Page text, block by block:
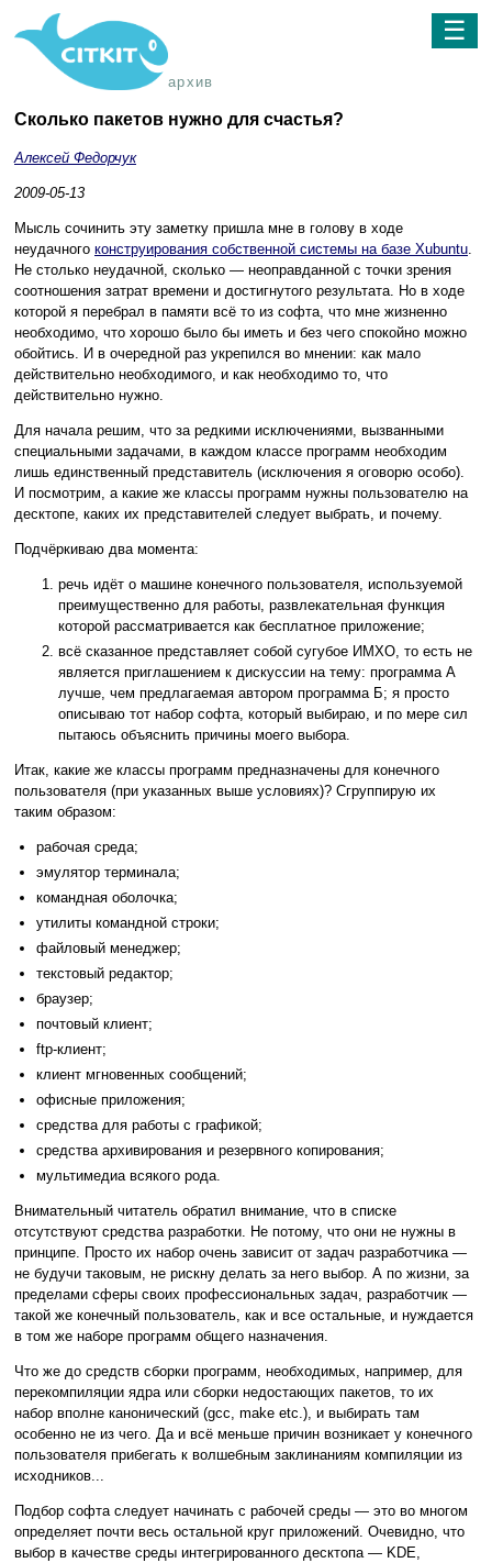
архив
☰
Сколько пакетов нужно для счастья?
Алексей Федорчук
2009-05-13
Мысль сочинить эту заметку пришла мне в голову в ходе
неудачного конструирования собственной системы на базе Xubuntu.
Не столько неудачной, сколько — неоправданной с точки зрения
соотношения затрат времени и достигнутого результата. Но в ходе
которой я перебрал в памяти всё то из софта, что мне жизненно
необходимо, что хорошо было бы иметь и без чего спокойно можно
обойтись. И в очередной раз укрепился во мнении: как мало
действительно необходимого, и как необходимо то, что
действительно нужно.
Для начала решим, что за редкими исключениями, вызванными
специальными задачами, в каждом классе программ необходим
лишь единственный представитель (исключения я оговорю особо).
И посмотрим, а какие же классы программ нужны пользователю на
десктопе, каких их представителей следует выбрать, и почему.
Подчёркиваю два момента:
речь идёт о машине конечного пользователя, используемой
преимущественно для работы, развлекательная функция
которой рассматривается как бесплатное приложение;
всё сказанное представляет собой сугубое ИМХО, то есть не
является приглашением к дискуссии на тему: программа А
лучше, чем предлагаемая автором программа Б; я просто
описываю тот набор софта, который выбираю, и по мере сил
пытаюсь объяснить причины моего выбора.
Итак, какие же классы программ предназначены для конечного
пользователя (при указанных выше условиях)? Сгруппирую их
таким образом:
рабочая среда;
эмулятор терминала;
командная оболочка;
утилиты командной строки;
файловый менеджер;
текстовый редактор;
браузер;
почтовый клиент;
ftp-клиент;
клиент мгновенных сообщений;
офисные приложения;
средства для работы с графикой;
средства архивирования и резервного копирования;
мультимедиа всякого рода.
Внимательный читатель обратил внимание, что в списке
отсутствуют средства разработки. Не потому, что они не нужны в
принципе. Просто их набор очень зависит от задач разработчика —
не будучи таковым, не рискну делать за него выбор. А по жизни, за
пределами сферы своих профессиональных задач, разработчик —
такой же конечный пользователь, как и все остальные, и нуждается
в том же наборе программ общего назначения.
Что же до средств сборки программ, необходимых, например, для
перекомпиляции ядра или сборки недостающих пакетов, то их
набор вполне канонический (gcc, make etc.), и выбирать там
особенно не из чего. Да и всё меньше причин возникает у конечного
пользователя прибегать к волшебным заклинаниям компиляции из
исходников...
Подбор софта следует начинать с рабочей среды — это во многом
определяет почти весь остальной круг приложений. Очевидно, что
выбор в качестве среды интегрированного десктопа — KDE,